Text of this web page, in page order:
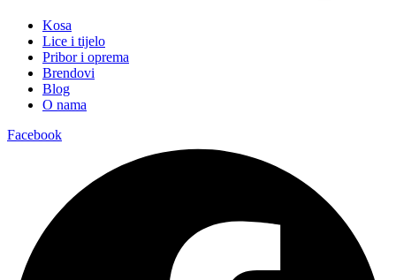
Kosa
Lice i tijelo
Pribor i oprema
Brendovi
Blog
O nama
Facebook